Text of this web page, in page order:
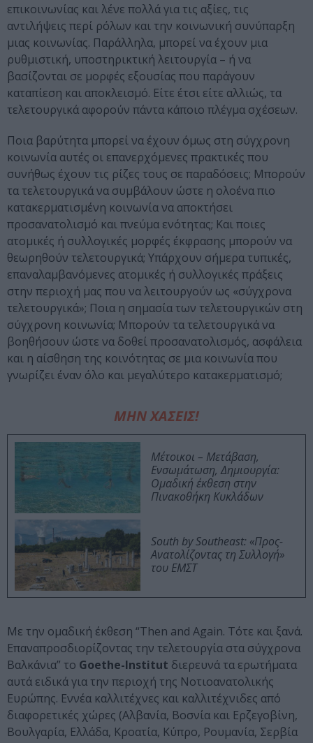
επικοινωνίας και λένε πολλά για τις αξίες, τις
αντιλήψεις περί ρόλων και την κοινωνική συνύπαρξη
μιας κοινωνίας. Παράλληλα, μπορεί να έχουν μια
ρυθμιστική, υποστηρικτική λειτουργία – ή να
βασίζονται σε μορφές εξουσίας που παράγουν
καταπίεση και αποκλεισμό. Είτε έτσι είτε αλλιώς, τα
τελετουργικά αφορούν πάντα κάποιο πλέγμα σχέσεων.
Ποια βαρύτητα μπορεί να έχουν όμως στη σύγχρονη
κοινωνία αυτές οι επανερχόμενες πρακτικές που
συνήθως έχουν τις ρίζες τους σε παραδόσεις; Μπορούν
τα τελετουργικά να συμβάλουν ώστε η ολοένα πιο
κατακερματισμένη κοινωνία να αποκτήσει
προσανατολισμό και πνεύμα ενότητας; Και ποιες
ατομικές ή συλλογικές μορφές έκφρασης μπορούν να
θεωρηθούν τελετουργικά; Υπάρχουν σήμερα τυπικές,
επαναλαμβανόμενες ατομικές ή συλλογικές πράξεις
στην περιοχή μας που να λειτουργούν ως «σύγχρονα
τελετουργικά»; Ποια η σημασία των τελετουργικών στη
σύγχρονη κοινωνία; Μπορούν τα τελετουργικά να
βοηθήσουν ώστε να δοθεί προσανατολισμός, ασφάλεια
και η αίσθηση της κοινότητας σε μια κοινωνία που
γνωρίζει έναν όλο και μεγαλύτερο κατακερματισμό;
ΜΗΝ ΧΑΣΕΙΣ!
Μέτοικοι – Μετάβαση,
Ενσωμάτωση, Δημιουργία:
Ομαδική έκθεση στην
Πινακοθήκη Κυκλάδων
South by Southeast: «Προς-
Ανατολίζοντας τη Συλλογή»
του ΕΜΣΤ
Με την ομαδική έκθεση “Then and Again. Τότε και ξανά.
Επαναπροσδιορίζοντας την τελετουργία στα σύγχρονα
Βαλκάνια” το Goethe-Institut διερευνά τα ερωτήματα
αυτά ειδικά για την περιοχή της Νοτιοανατολικής
Ευρώπης. Εννέα καλλιτέχνες και καλλιτέχνιδες από
διαφορετικές χώρες (Αλβανία, Βοσνία και Ερζεγοβίνη,
Βουλγαρία, Ελλάδα, Κροατία, Κύπρο, Ρουμανία, Σερβία